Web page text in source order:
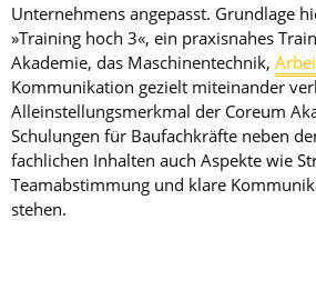
Unternehmens angepasst. Grundlage
»Training hoch 3«, ein praxisnahes
Akademie, das Maschinentechnik,
Kommunikation gezielt miteinander
Alleinstellungsmerkmal der Coreum
Schulungen für Baufachkräfte neben
fachlichen Inhalten auch Aspekte wie
Teamabstimmung und klare
stehen.